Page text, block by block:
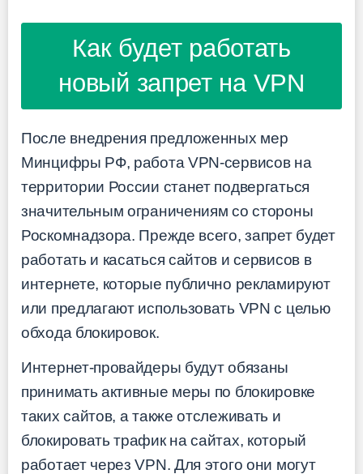
Как будет работать
новый запрет на VPN
После внедрения предложенных мер
Минцифры РФ, работа VPN-сервисов на
территории России станет подвергаться
значительным ограничениям со стороны
Роскомнадзора. Прежде всего, запрет будет
работать и касаться сайтов и сервисов в
интернете, которые публично рекламируют
или предлагают использовать VPN с целью
обхода блокировок.
Интернет-провайдеры будут обязаны
принимать активные меры по блокировке
таких сайтов, а также отслеживать и
блокировать трафик на сайтах, который
работает через VPN. Для этого они могут